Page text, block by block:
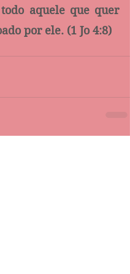
aquele que quer
por ele. (1 Jo 4:8)